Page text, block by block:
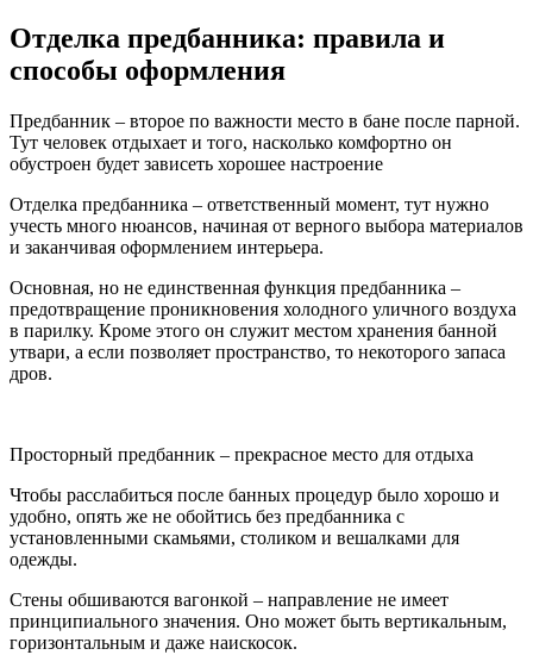
Отделка предбанника: правила и
способы оформления
Предбанник – второе по важности место в бане после парной.
Тут человек отдыхает и того, насколько комфортно он
обустроен будет зависеть хорошее настроение
Отделка предбанника – ответственный момент, тут нужно
учесть много нюансов, начиная от верного выбора материалов
и заканчивая оформлением интерьера.
Основная, но не единственная функция предбанника –
предотвращение проникновения холодного уличного воздуха
в парилку. Кроме этого он служит местом хранения банной
утвари, а если позволяет пространство, то некоторого запаса
дров.
Просторный предбанник – прекрасное место для отдыха
Чтобы расслабиться после банных процедур было хорошо и
удобно, опять же не обойтись без предбанника с
установленными скамьями, столиком и вешалками для
одежды.
Стены обшиваются вагонкой – направление не имеет
принципиального значения. Оно может быть вертикальным,
горизонтальным и даже наискосок.